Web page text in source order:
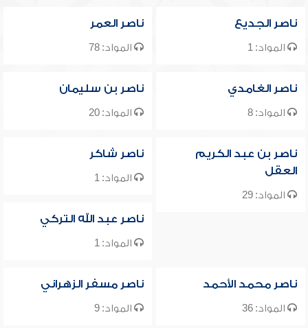
ناصر الجديع
المواد: 1
ناصر العمر
المواد: 78
ناصر الغامدي
المواد: 8
ناصر بن سليمان
المواد: 20
ناصر بن عبد الكريم
العقل
المواد: 29
ناصر شاكر
المواد: 1
ناصر عبد الله التركي
المواد: 1
ناصر محمد الأحمد
المواد: 36
ناصر مسفر الزهراني
المواد: 9